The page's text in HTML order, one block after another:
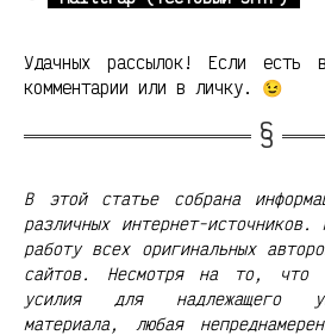
Удачных рассылок! Если есть
комментарии или в личку. 😉
В этой статье собрана
различных интернет-
работу всех оригинальных
сайтов. Несмотря на то, что
усилия для надлежащего
материала, любая